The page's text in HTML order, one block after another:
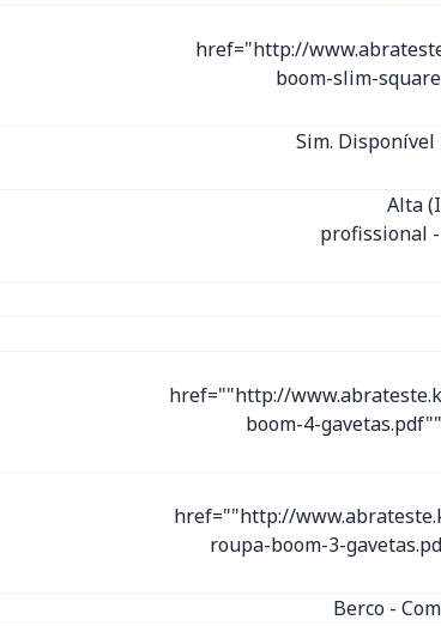
href="http://
boom-slim-
Sim. Disponível
Alta
profissional
href=""http://
boom-4-
href=""http://
roupa-boom-3-
Berco -